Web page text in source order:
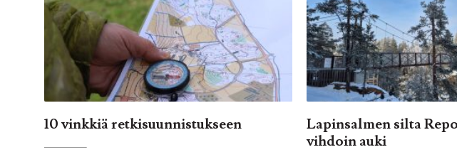
10 vinkkiä retkisuunnistukseen
Lapinsalmen silta
vihdoin auki